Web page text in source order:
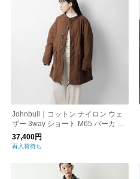
Johnbull｜コットン ナイロン ウェ
ザー 3way ショート M65 パーカ モ
ッズコート jm244l11-tr
37,400円
再入荷待ち